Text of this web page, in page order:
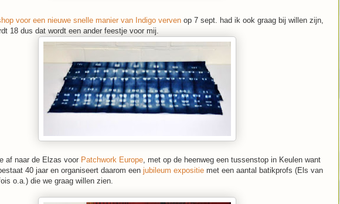
voor een nieuwe snelle manier van Indigo verven op 7 sept. had ik ook graag bij willen zijn,
18 dus dat wordt een ander feestje voor mij.
af naar de Elzas voor Patchwork Europe , met op de heenweg een tussenstop in Keulen want
40 jaar en organiseert daarom een jubileum expositie met een aantal batikprofs (Els van
o.a.) die we graag willen zien.